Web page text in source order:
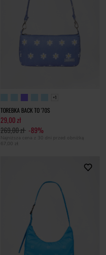
+1
TOREBKA BACK TO '70S
29,00 zł
269,00 zł -89%
Najniższa cena z 30 dni przed obniżką
67,00 zł